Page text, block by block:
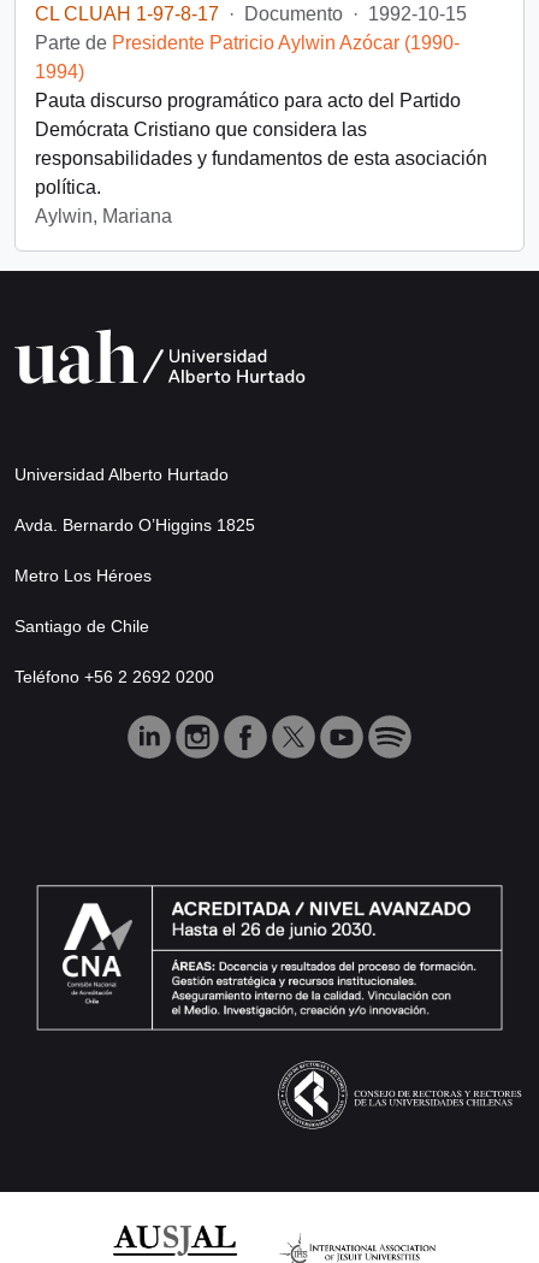
CL CLUAH 1-97-8-17 · Documento · 1992-10-15
Parte de Presidente Patricio Aylwin Azócar (1990-
1994)
Pauta discurso programático para acto del Partido
Demócrata Cristiano que considera las
responsabilidades y fundamentos de esta asociación
política.
Aylwin, Mariana
Universidad Alberto Hurtado
Avda. Bernardo O’Higgins 1825
Metro Los Héroes
Santiago de Chile
Teléfono +56 2 2692 0200